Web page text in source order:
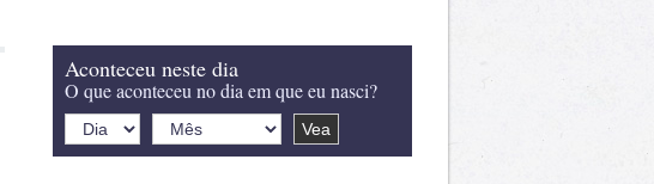
Aconteceu neste dia
O que aconteceu no dia em que eu nasci?